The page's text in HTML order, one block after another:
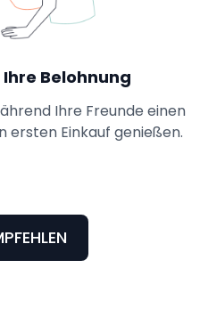
Belohnung
Ihre Freunde einen
ersten Einkauf genießen.